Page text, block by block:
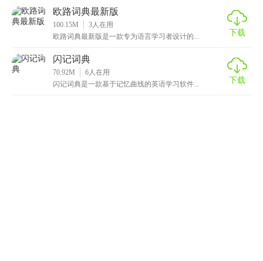
欧路词典最新版
100.15M 3人在用
欧路词典最新版是一款专为语言学习者设计的...
下载
闪记词典
70.92M 6人在用
闪记词典是一款基于记忆曲线的英语学习软件...
下载